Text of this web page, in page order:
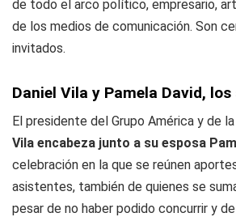
de todo el arco político, empresario,
de los medios de comunicación. Son
invitados.
Daniel Vila y Pamela David,
El presidente del Grupo América y de
Vila encabeza junto a su esposa
celebración en la que se reúnen
asistentes, también de quienes se
pesar de no haber podido concurrir y